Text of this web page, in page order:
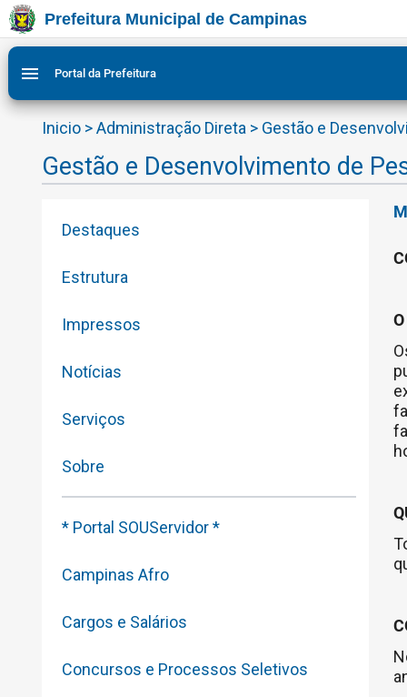
Ir para conteudo 1
Ir para menu do site da Prefeitura de Campinas
Ligar/Desligar contraste visual de tela para
Prefeitura Municipal de Campinas
menu Portal da Prefeitura
Inicio>Administração Direta > Gestão e
Gestão e Desenvolvimento de
Destaques
Estrutura
Impressos
Notícias
Serviços
Sobre
* Portal SOUServidor *
Campinas Afro
Cargos e Salários
Concursos e Processos Seletivos